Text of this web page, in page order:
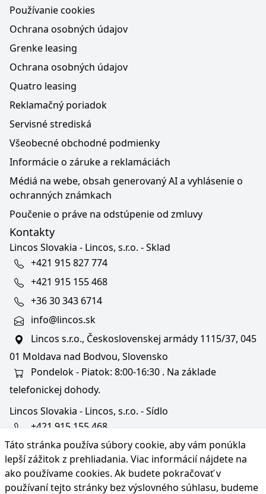
Táto stránka používa súbory cookie, aby vám ponúkla
lepší zážitok z prehliadania. Viac informácií nájdete na
ako používame cookies. Ak budete pokračovať v
používaní tejto stránky bez výslovného súhlasu, budeme
Používanie cookies
Ochrana osobných údajov
Grenke leasing
Ochrana osobných údajov
Quatro leasing
Reklamačný poriadok
Servisné strediská
Všeobecné obchodné podmienky
Informácie o záruke a reklamáciách
Médiá na webe, obsah generovaný AI a vyhlásenie o
ochranných známkach
Poučenie o práve na odstúpenie od zmluvy
Kontakty
Lincos Slovakia - Lincos, s.r.o. - Sklad
+421 915 827 774
+421 915 155 468
+36 30 343 6714
info@lincos.sk
Lincos s.r.o., Československej armády 1115/37, 045
01 Moldava nad Bodvou, Slovensko
Pondelok - Piatok: 8:00-16:30 . Na základe
telefonickej dohody.
Lincos Slovakia - Lincos, s.r.o. - Sídlo
+421 915 155 468
+36/30 343 6714
bratislava@lincos.sk
Lincos s.r.o., Rustaveliho 4, 831 06 Bratislava - m. č.